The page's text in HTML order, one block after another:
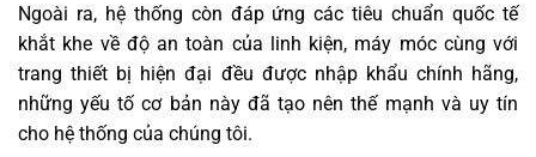
Ngoài ra, hệ thống còn đáp ứng các tiêu chuẩn quốc tế
khắt khe về độ an toàn của linh kiện, máy móc cùng với
trang thiết bị hiện đại đều được nhập khẩu chính hãng,
những yếu tố cơ bản này đã tạo nên thế mạnh và uy tín
cho hệ thống của chúng tôi.